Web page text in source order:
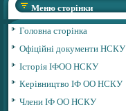
Меню сторінки
Головна сторінка
Офіційні документи НСКУ
Історія ІФОО НСКУ
Керівництво ІФ ОО НСКУ
Члени ІФ ОО НСКУ